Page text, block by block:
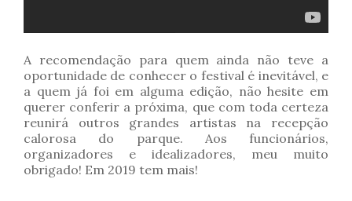
A recomendação para quem ainda não teve a
oportunidade de conhecer o festival é inevitável, e
a quem já foi em alguma edição, não hesite em
querer conferir a próxima, que com toda certeza
reunirá outros grandes artistas na recepção
calorosa do parque. Aos funcionários,
organizadores e idealizadores, meu muito
obrigado! Em 2019 tem mais!